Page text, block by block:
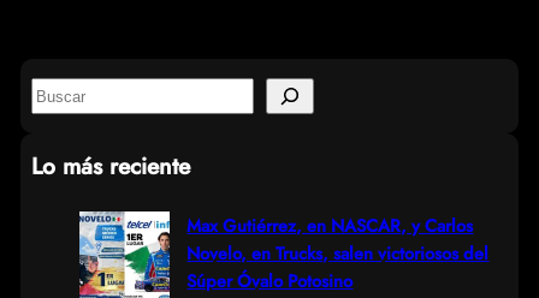
S
a
Lo más reciente
Max Gutiérrez, en NASCAR, y Carlos
Novelo, en Trucks, salen victoriosos del
Súper Óvalo Potosino